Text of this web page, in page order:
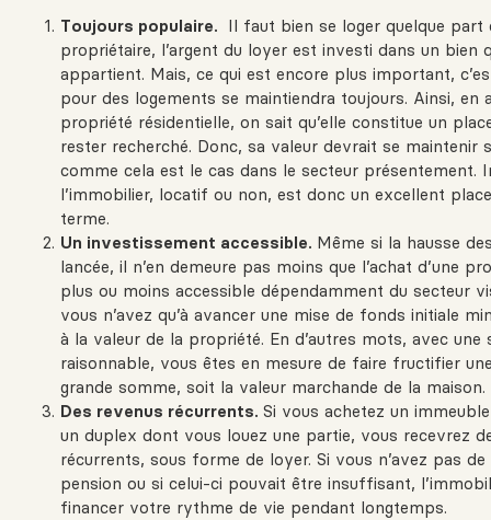
Toujours populaire. Il faut bien se loger quelque part
propriétaire, l’argent du loyer est investi dans un bien
appartient. Mais, ce qui est encore plus important,
pour des logements se maintiendra toujours. Ainsi, en
propriété résidentielle, on sait qu’elle constitue un
rester recherché. Donc, sa valeur devrait se maintenir
comme cela est le cas dans le secteur présentement.
l’immobilier, locatif ou non, est donc un excellent
terme.
Un investissement accessible. Même si la hausse
lancée, il n’en demeure pas moins que l’achat d’une
plus ou moins accessible dépendamment du secteur
vous n’avez qu’à avancer une mise de fonds initiale
à la valeur de la propriété. En d’autres mots, avec une
raisonnable, vous êtes en mesure de faire fructifier
grande somme, soit la valeur marchande de la maison.
Des revenus récurrents. Si vous achetez un
un duplex dont vous louez une partie, vous recevrez
récurrents, sous forme de loyer. Si vous n’avez pas
pension ou si celui-ci pouvait être insuffisant,
financer votre rythme de vie pendant longtemps.